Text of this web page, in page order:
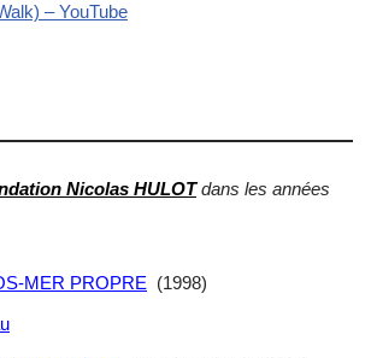
– YouTube
Nicolas HULOTdans les années
MER PROPRE (1998)